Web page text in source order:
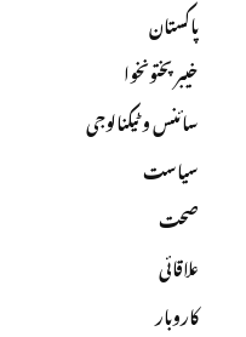
پاکستان
خیبرپختونخوا
سائنس و ٹیکنالوجی
سیاست
صحت
علاقائی
کاروبار